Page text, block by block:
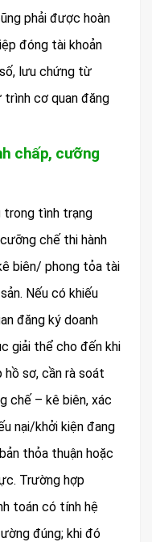
phải được hoàn
đóng tài khoản
lưu chứng từ
trình cơ quan đăng
chấp, cưỡng
trong tình trạng
chế thi hành
biên/ phong tỏa tài
Nếu có khiếu
đăng ký doanh
giải thể cho đến khi
sơ, cần rà soát
chế – kê biên, xác
nại/khởi kiện đang
thỏa thuận hoặc
Trường hợp
toán có tính hệ
đúng; khi đó